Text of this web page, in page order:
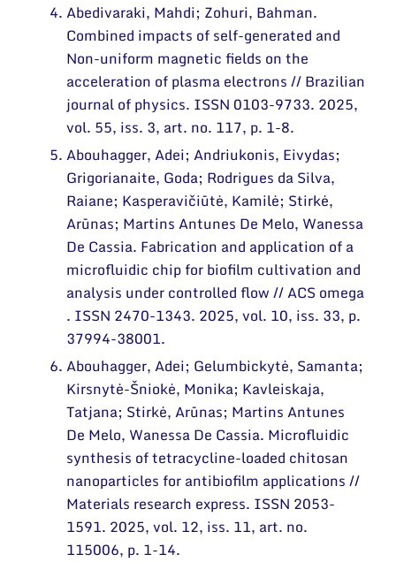
Abedivaraki, Mahdi; Zohuri, Bahman.
Combined impacts of self-generated and
Non-uniform magnetic fields on the
acceleration of plasma electrons // Brazilian
journal of physics. ISSN 0103-9733. 2025,
vol. 55, iss. 3, art. no. 117, p. 1-8.
Abouhagger, Adei; Andriukonis, Eivydas;
Grigorianaite, Goda; Rodrigues da Silva,
Raiane; Kasperavičiūtė, Kamilė; Stirkė,
Arūnas; Martins Antunes De Melo, Wanessa
De Cassia. Fabrication and application of a
microfluidic chip for biofilm cultivation and
analysis under controlled flow // ACS omega
. ISSN 2470-1343. 2025, vol. 10, iss. 33, p.
37994-38001.
Abouhagger, Adei; Gelumbickytė, Samanta;
Kirsnytė-Šniokė, Monika; Kavleiskaja,
Tatjana; Stirkė, Arūnas; Martins Antunes
De Melo, Wanessa De Cassia. Microfluidic
synthesis of tetracycline-loaded chitosan
nanoparticles for antibiofilm applications //
Materials research express. ISSN 2053-
1591. 2025, vol. 12, iss. 11, art. no.
115006, p. 1-14.